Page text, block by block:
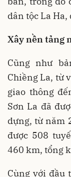
dân tộc La
Xây nền tảng
Cũng như
Chiềng La, từ
giao thông
Sơn La đã
dựng, từ năm
được 508
460 km, tổng
Cùng với đầu